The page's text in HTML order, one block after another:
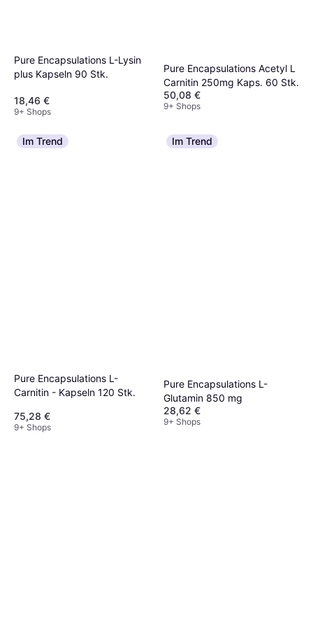
Pure Encapsulations L-Lysin
plus Kapseln 90 Stk.
18,46 €
9+ Shops
Pure Encapsulations Acetyl L
Carnitin 250mg Kaps. 60 Stk.
50,08 €
9+ Shops
Im Trend
Pure Encapsulations L-
Carnitin - Kapseln 120 Stk.
75,28 €
9+ Shops
Im Trend
Pure Encapsulations L-
Glutamin 850 mg
28,62 €
9+ Shops